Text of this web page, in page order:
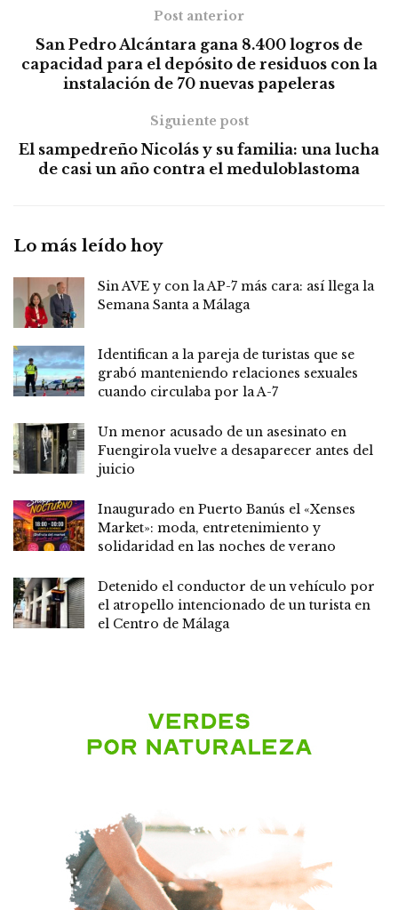
Post anterior
San Pedro Alcántara gana 8.400 logros de
capacidad para el depósito de residuos con la
instalación de 70 nuevas papeleras
Siguiente post
El sampedreño Nicolás y su familia: una lucha
de casi un año contra el meduloblastoma
Lo más leído hoy
Sin AVE y con la AP-7 más cara: así llega la
Semana Santa a Málaga
Identifican a la pareja de turistas que se
grabó manteniendo relaciones sexuales
cuando circulaba por la A-7
Un menor acusado de un asesinato en
Fuengirola vuelve a desaparecer antes del
juicio
Inaugurado en Puerto Banús el «Xenses
Market»: moda, entretenimiento y
solidaridad en las noches de verano
Detenido el conductor de un vehículo por
el atropello intencionado de un turista en
el Centro de Málaga